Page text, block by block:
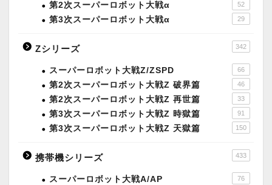
第2次スーパーロボット大戦α 52
第3次スーパーロボット大戦α 29
Zシリーズ 342
スーパーロボット大戦Z/ZSPD 66
第2次スーパーロボット大戦Z 破界篇 46
第2次スーパーロボット大戦Z 再世篇 33
第3次スーパーロボット大戦Z 時獄篇 91
第3次スーパーロボット大戦Z 天獄篇 150
携帯機シリーズ 433
スーパーロボット大戦A/AP 76